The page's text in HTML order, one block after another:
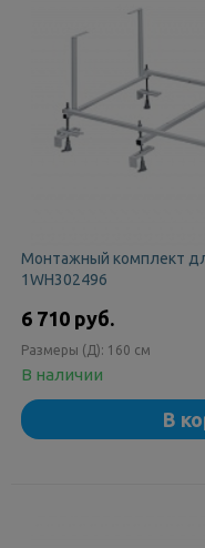
Монтажный комплект
1WH302496
6 710 руб.
Размеры (Д): 160 см
В наличии
В